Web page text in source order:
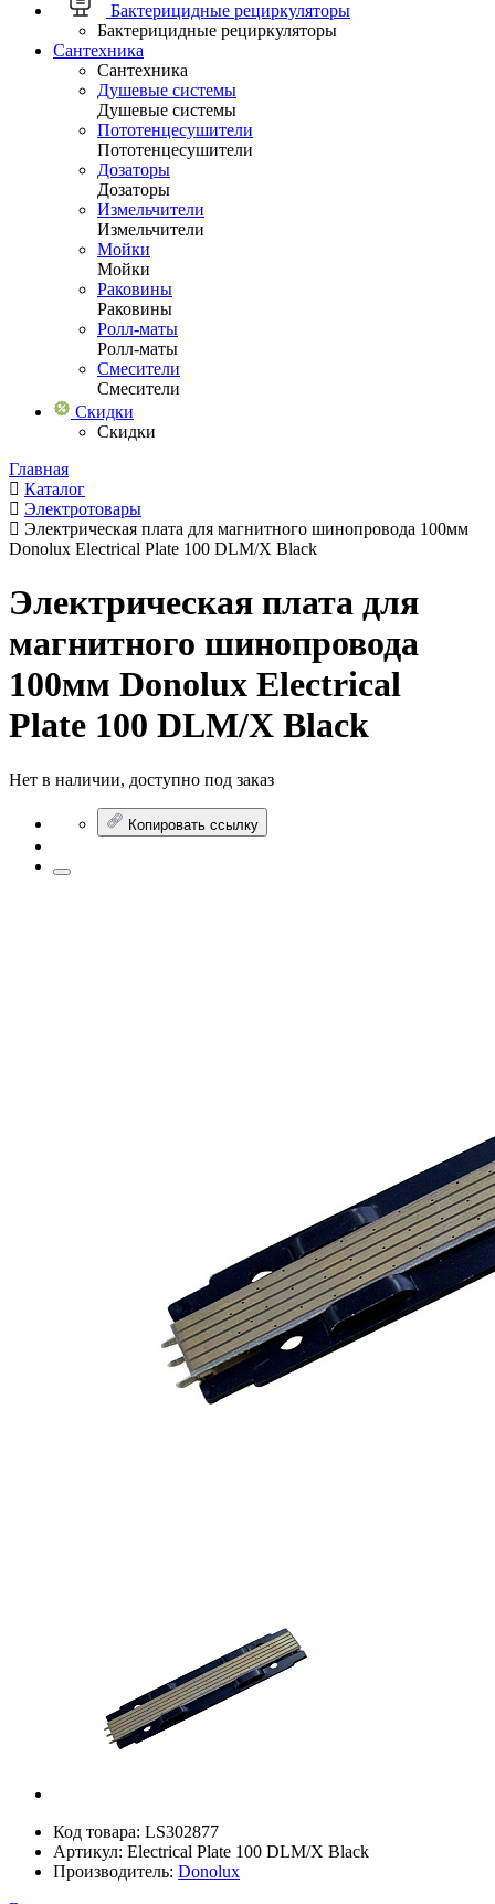
Бактерицидные рециркуляторы
Бактерицидные рециркуляторы
Сантехника
Сантехника
Душевые системы
Душевые системы
Пототенцесушители
Пототенцесушители
Дозаторы
Дозаторы
Измельчители
Измельчители
Мойки
Мойки
Раковины
Раковины
Ролл-маты
Ролл-маты
Смесители
Смесители
Скидки
Скидки
Главная
Каталог
Электротовары
Электрическая плата для магнитного шинопровода 100мм
Donolux Electrical Plate 100 DLM/X Black
Электрическая плата для
магнитного шинопровода
100мм Donolux Electrical
Plate 100 DLM/X Black
Нет в наличии, доступно под заказ
Копировать ссылку
Код товара: LS302877
Артикул: Electrical Plate 100 DLM/X Black
Производитель: Donolux